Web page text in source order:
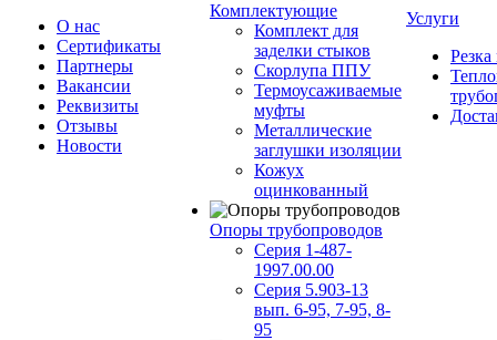
О нас
Сертификаты
Партнеры
Вакансии
Реквизиты
Отзывы
Новости
Комплектующие
Комплект для
заделки стыков
Скорлупа ППУ
Термоусаживаемые
муфты
Металлические
заглушки изоляции
Кожух
оцинкованный
Опоры трубопроводов
Серия 1-487-
1997.00.00
Серия 5.903-13
вып. 6-95, 7-95, 8-
95
Услуги
Резка